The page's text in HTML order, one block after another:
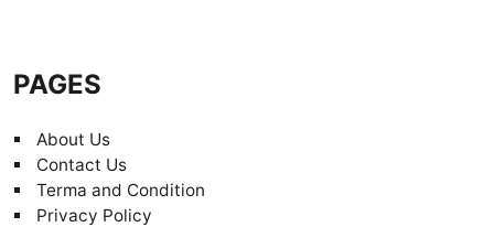
PAGES
About Us
Contact Us
Terma and Condition
Privacy Policy